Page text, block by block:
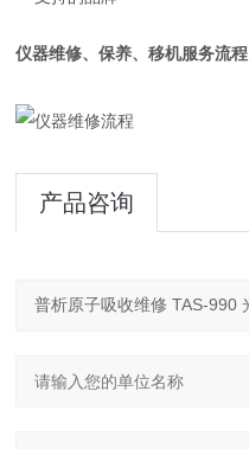
仪器维修、保养、移机服务流程
产品咨询